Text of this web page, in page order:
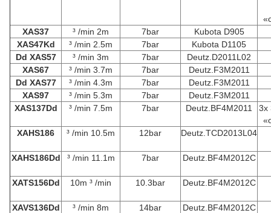
XAS37
³ /min 2m 7bar
Kubota D905
XAS47Kd
³ /min 2.5m 7bar
Kubota D1105
Dd XAS57
³ /min 3m 7bar
Deutz.D2011L02
XAS67
³ /min 3.7m 7bar
Deutz.F3M2011
Dd XAS77
³ /min 4.3m 7bar
Deutz.F3M2011
XAS97
³ /min 5.3m 7bar
Deutz.F3M2011
XAS137Dd
³ /min 7.5m 7bar Deutz.BF4M2011
3x
XAHS186
³ /min 10.5m 12bar Deutz.TCD2013L04
XAHS186Dd ³ /min 11.1m 7bar Deutz.BF4M2012C
XATS156Dd 10m ³ /min 10.3bar Deutz.BF4M2012C
XAVS136Dd ³ /min 8m 14bar Deutz.BF4M2012C